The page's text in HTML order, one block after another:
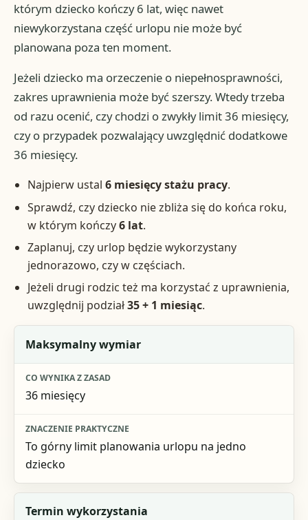
którym dziecko kończy 6 lat, więc nawet
niewykorzystana część urlopu nie może być
planowana poza ten moment.
Jeżeli dziecko ma orzeczenie o niepełnosprawności,
zakres uprawnienia może być szerszy. Wtedy trzeba
od razu ocenić, czy chodzi o zwykły limit 36 miesięcy,
czy o przypadek pozwalający uwzględnić dodatkowe
36 miesięcy.
Najpierw ustal 6 miesięcy stażu pracy.
Sprawdź, czy dziecko nie zbliża się do końca roku,
w którym kończy6 lat.
Zaplanuj, czy urlop będzie wykorzystany
jednorazowo, czy w częściach.
Jeżeli drugi rodzic też ma korzystać z uprawnienia,
uwzględnij podział35 + 1 miesiąc.
Element
Co wynika z zasad
Znaczenie praktyczne
Maksymalny wymiar
36 miesięcy
To górny limit planowania urlopu na jedno
dziecko
Termin wykorzystania